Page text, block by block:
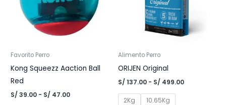
Favorito Perro
Kong Squeezz Aaction Ball
Red
S/ 39.00 - S/ 47.00Rango
Alimento Perro
ORIJEN Original
S/ 137.00 - S/ 499.00Rango
2Kg 10.65Kg